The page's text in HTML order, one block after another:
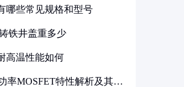
哪些常见规格和型号
铁井盖重多少
高温性能如何
率MOSFET特性解析及其在